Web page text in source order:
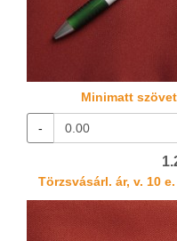
Minimatt
-
Törzsvásárl. ár, v. 10